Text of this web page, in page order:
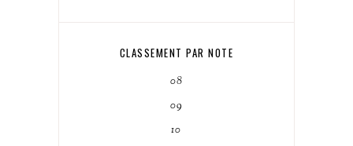
CLASSEMENT PAR NOTE
08
09
10